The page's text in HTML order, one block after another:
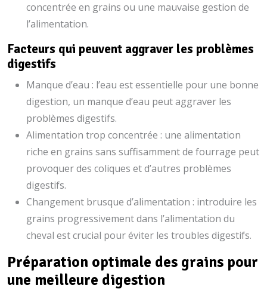
concentrée en grains ou une mauvaise gestion de
l’alimentation.
Facteurs qui peuvent aggraver les problèmes
digestifs
Manque d’eau : l’eau est essentielle pour une bonne
digestion, un manque d’eau peut aggraver les
problèmes digestifs.
Alimentation trop concentrée : une alimentation
riche en grains sans suffisamment de fourrage peut
provoquer des coliques et d’autres problèmes
digestifs.
Changement brusque d’alimentation : introduire les
grains progressivement dans l’alimentation du
cheval est crucial pour éviter les troubles digestifs.
Préparation optimale des grains pour
une meilleure digestion